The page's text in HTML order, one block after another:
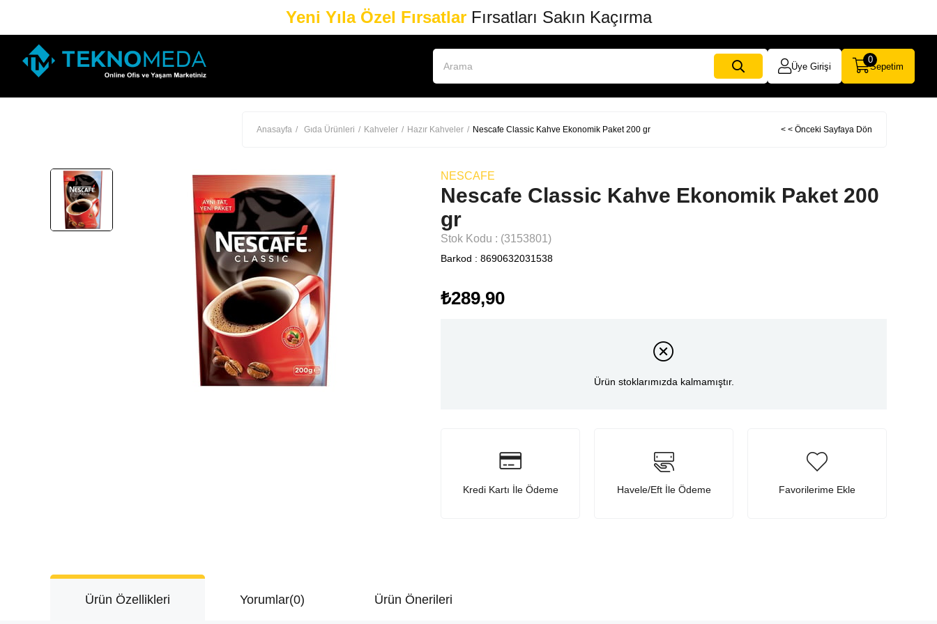
Yeni Yıla Özel FırsatlarFırsatları Sakın Kaçırma
Üye Girişi Sepetim
0
Anasayfa Gıda Ürünleri Kahveler Hazır Kahveler Nescafe Classic Kahve Ekonomik Paket 200 gr < < Önceki Sayfaya Dön
NESCAFE
Nescafe Classic Kahve Ekonomik Paket 200
gr
Stok Kodu (3153801)
Barkod : 8690632031538
₺289,90
Ürün stoklarımızda kalmamıştır.
Kredi Kartı İle Ödeme Havele/Eft İle Ödeme Favorilerime Ekle
Ürün Özellikleri Yorumlar(0) Ürün Önerileri